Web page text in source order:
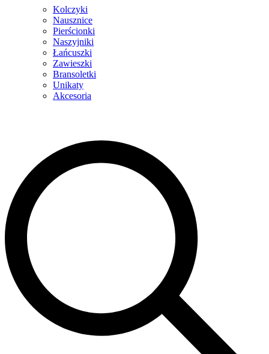
Kolczyki
Nausznice
Pierścionki
Naszyjniki
Łańcuszki
Zawieszki
Bransoletki
Unikaty
Akcesoria